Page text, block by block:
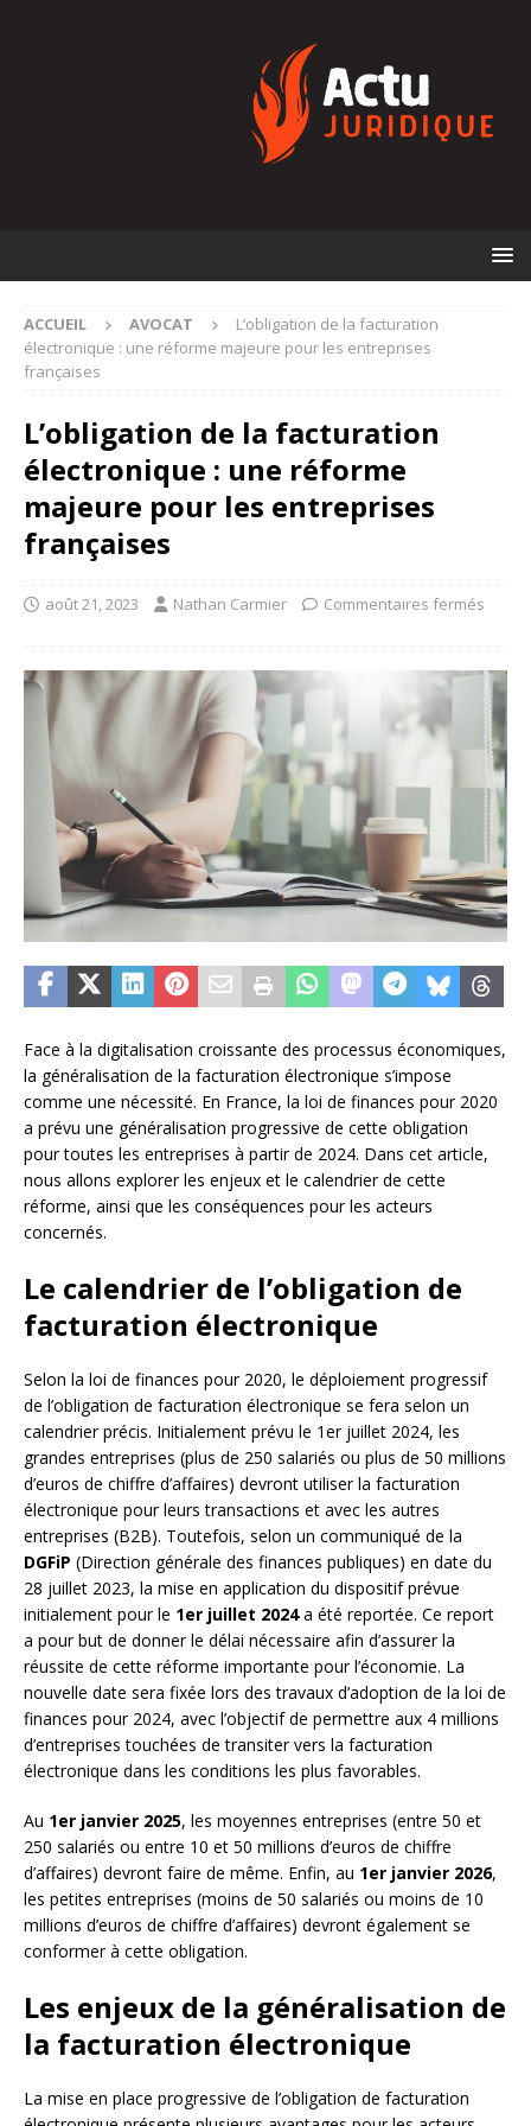
ACCUEIL AVOCAT
L’obligation de la facturation
électronique : une réforme majeure pour les entreprises
françaises
L’obligation de la facturation
électronique : une réforme
majeure pour les entreprises
françaises
août 21, 2023 Nathan Carmier Commentaires fermés
Face à la digitalisation croissante des processus économiques,
la généralisation de la facturation électronique s’impose
comme une nécessité. En France, la loi de finances pour 2020
a prévu une généralisation progressive de cette obligation
pour toutes les entreprises à partir de 2024. Dans cet article,
nous allons explorer les enjeux et le calendrier de cette
réforme, ainsi que les conséquences pour les acteurs
concernés.
Le calendrier de l’obligation de
facturation électronique
Selon la loi de finances pour 2020, le déploiement progressif
de l’obligation de facturation électronique se fera selon un
calendrier précis. Initialement prévu le 1er juillet 2024, les
grandes entreprises (plus de 250 salariés ou plus de 50 millions
d’euros de chiffre d’affaires) devront utiliser la facturation
électronique pour leurs transactions et avec les autres
entreprises (B2B). Toutefois, selon un communiqué de la
DGFiP (Direction générale des finances publiques) en date du
28 juillet 2023, la mise en application du dispositif prévue
initialement pour le 1er juillet 2024a été reportée. Ce report
a pour but de donner le délai nécessaire afin d’assurer la
réussite de cette réforme importante pour l’économie. La
nouvelle date sera fixée lors des travaux d’adoption de la loi de
finances pour 2024, avec l’objectif de permettre aux 4 millions
d’entreprises touchées de transiter vers la facturation
électronique dans les conditions les plus favorables.
Au 1er janvier 2025, les moyennes entreprises (entre 50 et
250 salariés ou entre 10 et 50 millions d’euros de chiffre
d’affaires) devront faire de même. Enfin, au 1er janvier 2026,
les petites entreprises (moins de 50 salariés ou moins de 10
millions d’euros de chiffre d’affaires) devront également se
conformer à cette obligation.
Les enjeux de la généralisation de
la facturation électronique
La mise en place progressive de l’obligation de facturation